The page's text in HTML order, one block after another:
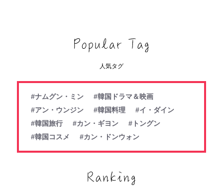
人気タグ
#ナムグン・ミン
#韓国ドラマ＆映画
#アン・ウンジン
#韓国料理
#イ・ダイン
#韓国旅行
#カン・ギヨン
#トングン
#韓国コスメ
#カン・ドンウォン